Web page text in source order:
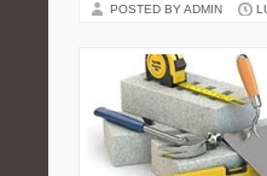
POSTED BY ADMIN